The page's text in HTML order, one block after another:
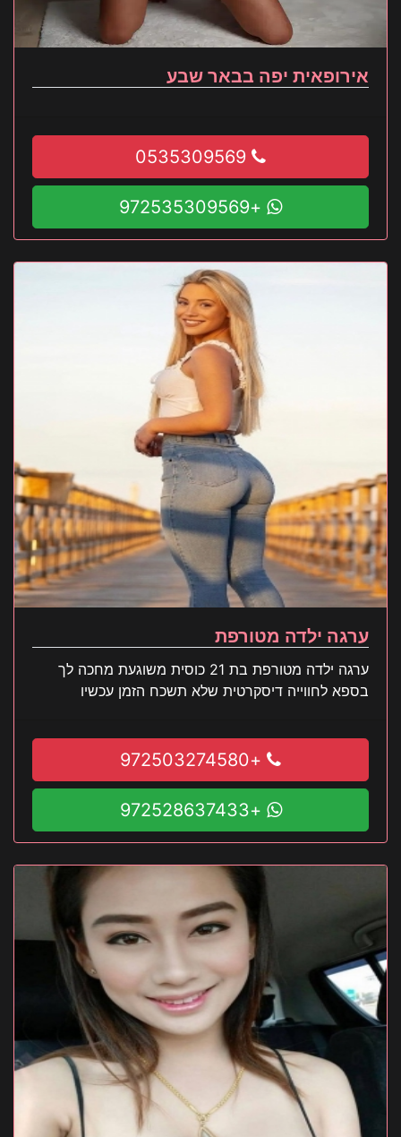
אירופאית יפה בבאר שבע
+972535309569
ערגה ילדה מטורפת
ערגה ילדה מטורפת בת 21 כוסית משוגעת מחכה לך
בספא לחווייה דיסקרטית שלא תשכח הזמן עכשיו
+972503274580
+972528637433